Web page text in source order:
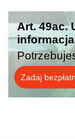
Art. 49ac.
Zadaj